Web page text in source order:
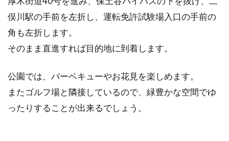
俣川駅の手前を左折し、運転免許試験場入口の手前の
角も左折します。
そのまま直進すれば目的地に到着します。
公園では、バーベキューやお花見を楽しめます。
またゴルフ場と隣接しているので、緑豊かな空間でゆ
ったりすることが出来るでしょう。